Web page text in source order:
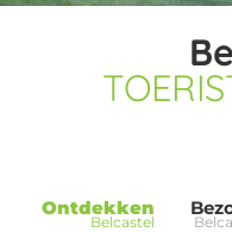
Ontdekken
Belcastel